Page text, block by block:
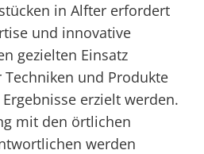
in Alfter erfordert
und innovative
gezielten Einsatz
und Produkte
erzielt werden.
mit den örtlichen
werden